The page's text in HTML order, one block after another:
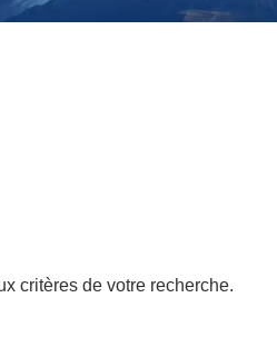
critères de votre recherche.